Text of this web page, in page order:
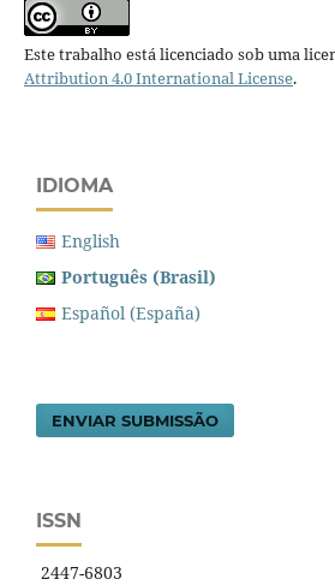
Este trabalho está licenciado sob uma
Attribution 4.0 International License.
IDIOMA
English
Português (Brasil)
Español (España)
ENVIAR SUBMISSÃO
ISSN
2447-6803